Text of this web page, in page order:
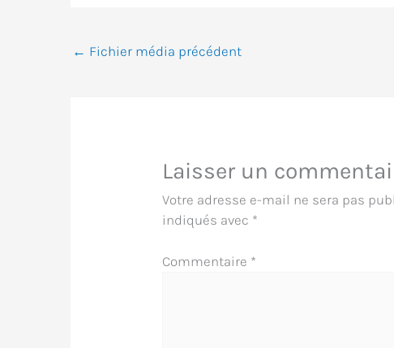
← Fichier média précédent
Laisser un
Votre adresse e-mail ne sera pas
indiqués avec *
Commentaire *